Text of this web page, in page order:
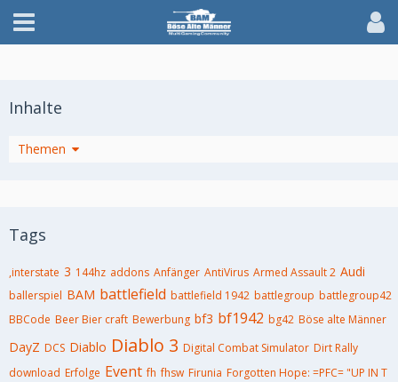
Inhalte
Themen
Tags
,interstate 3 144hz addons Anfänger AntiVirus Armed Assault 2 Audi
ballerspiel BAM battlefield battlefield 1942 battlegroup battlegroup42
BBCode Beer Bier craft Bewerbung bf3 bf1942 bg42 Böse alte Männer
DayZ DCS Diablo Diablo 3 Digital Combat Simulator Dirt Rally
download Erfolge Event fh fhsw Firunia Forgotten Hope: =PFC= "UP IN T